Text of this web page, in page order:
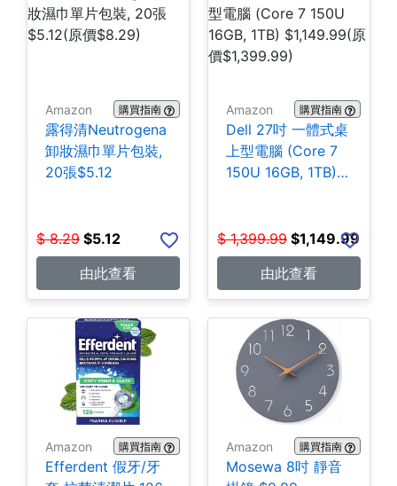
Amazon 購買指南
露得清Neutrogena
卸妝濕巾單片包裝,
20張$5.12
$ 8.29 $5.12
由此查看
Amazon 購買指南
Dell 27吋 一體式桌
上型電腦 (Core 7
150U 16GB, 1TB)
$ 1,399.99 $1,149.99
由此查看
Amazon 購買指南
Efferdent 假牙/牙
Amazon 購買指南
Mosewa 8吋 靜音